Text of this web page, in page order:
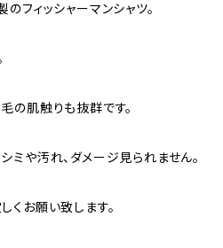
フィッシャーマンシャツ。
の肌触りも抜群です。
ミや汚れ、ダメージ見られません。
くお願い致します。